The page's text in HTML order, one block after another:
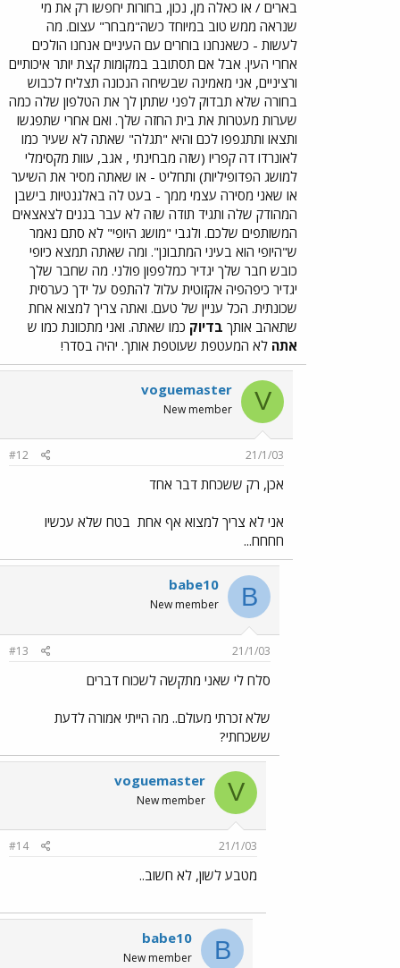
בארים / או כאלה מן, נכון, בחורות יחפשו רק את מי
שנראה ממש טוב במיוחד כשה"מבחר" עצום. מה
לעשות - כשאנחנו בוחרים עם העיניים אנחנו הולכים
אחרי העין. אבל אם תסתובב במקומות קצת יותר איכותיים
ורציניים, אני מאמינה שבשיחה הנכונה תצליח לכבוש
בחורה שלא תבדוק לפני שתתן לך את הטלפון שלה כמה
שערות מעטרות את בית החזה שלך. ואם אחרי שתפגשו
ותצאו ותתגפפו לכם והיא "תגלה" שאתה לא שעיר כמו
לאונרדו דה קפריו (שזה מבחינתי , אגב, עוות מקסימלי
למושג הפדופיליות) ותחליט - או שאתה מסיר את השיער
או שאני מסירה עצמי ממך - בעט לה באלגנטיות בישבן
המהודק שלה ותגיד תודה שזה לא עבר בגנים לצאצאים
המשותפים שלכם. ולגבי "מושג היופי" לא סתם נאמר
ש"היופי הוא בעיני המתבונן". ומה שאתה תמצא כיופי
כובש חבר שלך יגדיר כמלפפון פולני. מה שחבר שלך
יגדיר כיפהפיה אקזוטית עלול להתפס על ידך כערסית
שכונתית. הכל עניין של טעם. ואתה צריך למצוא אחת
שתאהב אותך בדיוק כמו שאתה. ואני מתכוונת כמו ש
אתה לא המעטפת שעוטפת אותך. יהיה בסדר!
V
voguemaster
New member
21/1/03
#12
אכן, רק ששכחת דבר אחד
אני לא צריך למצוא אף אחת בטח שלא עכשיו
חחחח...
B
babe10
New member
21/1/03
#13
סלח לי שאני מתקשה לשכוח דברים
שלא זכרתי מעולם.. מה הייתי אמורה לדעת
ששכחתי?
V
voguemaster
New member
21/1/03
#14
מטבע לשון, לא חשוב..
B
babe10
New member